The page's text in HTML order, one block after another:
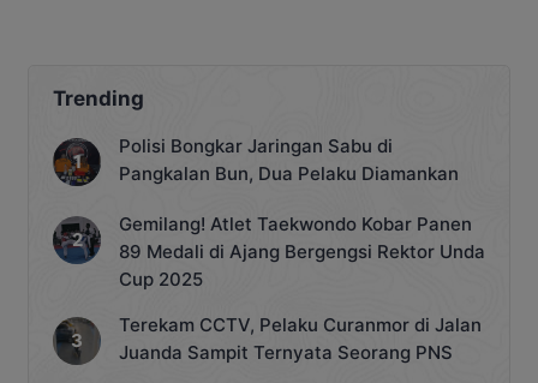
Trending
Polisi Bongkar Jaringan Sabu di
Pangkalan Bun, Dua Pelaku Diamankan
Gemilang! Atlet Taekwondo Kobar Panen
89 Medali di Ajang Bergengsi Rektor Unda
Cup 2025
Terekam CCTV, Pelaku Curanmor di Jalan
Juanda Sampit Ternyata Seorang PNS